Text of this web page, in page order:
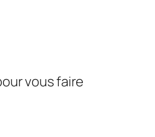
vous faire